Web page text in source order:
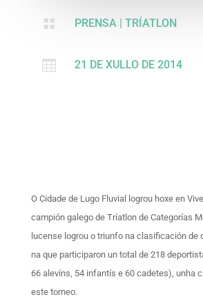
 PRENSA| TRÍATLON
 21 DE XULLO DE 2014
O Cidade de Lugo Fluvial logrou hoxe en
campión galego de Tríatlon de Categorías
lucense logrou o triunfo na clasificación de
na que participaron un total de 218
66 alevíns, 54 infantís e 60 cadetes), unha
este torneo.